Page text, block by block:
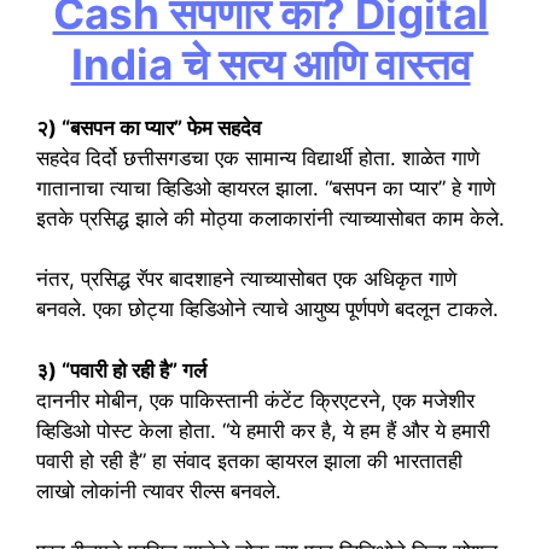
Cash संपणार का? Digital
India चे सत्य आणि वास्तव
२) “बसपन का प्यार” फेम सहदेव
सहदेव दिर्दो छत्तीसगडचा एक सामान्य विद्यार्थी होता. शाळेत गाणे
गातानाचा त्याचा व्हिडिओ व्हायरल झाला. “बसपन का प्यार” हे गाणे
इतके प्रसिद्ध झाले की मोठ्या कलाकारांनी त्याच्यासोबत काम केले.
नंतर, प्रसिद्ध रॅपर बादशाहने त्याच्यासोबत एक अधिकृत गाणे
बनवले. एका छोट्या व्हिडिओने त्याचे आयुष्य पूर्णपणे बदलून टाकले.
३) “पवारी हो रही है” गर्ल
दाननीर मोबीन, एक पाकिस्तानी कंटेंट क्रिएटरने, एक मजेशीर
व्हिडिओ पोस्ट केला होता. “ये हमारी कर है, ये हम हैं और ये हमारी
पवारी हो रही है” हा संवाद इतका व्हायरल झाला की भारतातही
लाखो लोकांनी त्यावर रील्स बनवले.